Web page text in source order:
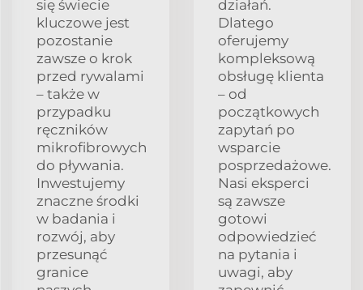
się świecie
kluczowe jest
pozostanie
zawsze o krok
przed rywalami
– także w
przypadku
ręczników
mikrofibrowych
do pływania.
Inwestujemy
znaczne środki
w badania i
rozwój, aby
przesunąć
granice
działań.
Dlatego
oferujemy
kompleksową
obsługę klienta
– od
początkowych
zapytań po
wsparcie
posprzedażowe.
Nasi eksperci
są zawsze
gotowi
odpowiedzieć
na pytania i
uwagi, aby